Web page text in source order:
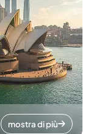
mostra di più